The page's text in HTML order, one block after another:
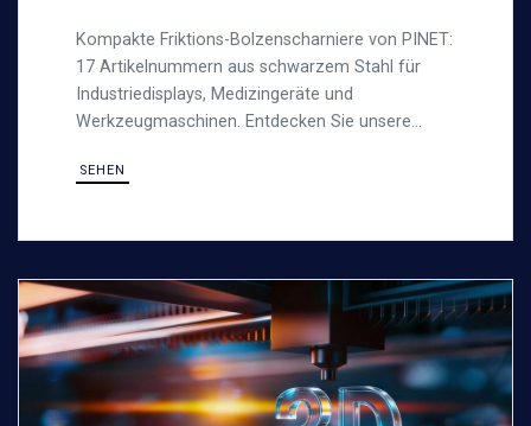
Kompakte Friktions-Bolzenscharniere von PINET:
17 Artikelnummern aus schwarzem Stahl für
Industriedisplays, Medizingeräte und
Werkzeugmaschinen. Entdecken Sie unsere
SEHEN